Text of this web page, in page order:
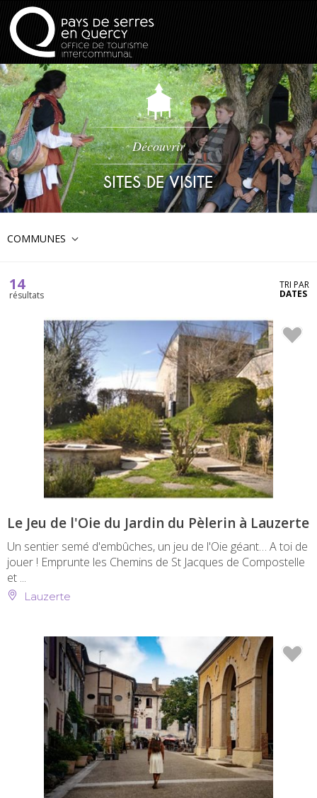
Découvrir
SITES DE VISITE
COMMUNES
14
résultats
TRI PAR
DATES
Le Jeu de l'Oie du Jardin du Pèlerin à Lauzerte
Un sentier semé d'embûches, un jeu de l'Oie géant… A toi de
jouer ! Emprunte les Chemins de St Jacques de Compostelle
et ...
Lauzerte